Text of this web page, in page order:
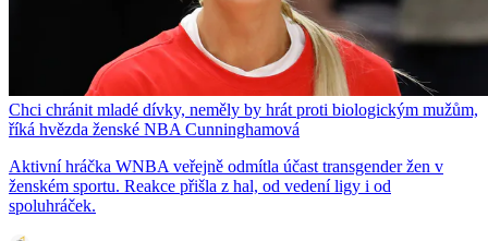
Chci chránit mladé dívky, neměly by hrát proti biologickým mužům,
říká hvězda ženské NBA Cunninghamová
Aktivní hráčka WNBA veřejně odmítla účast transgender žen v
ženském sportu. Reakce přišla z hal, od vedení ligy i od
spoluhráček.